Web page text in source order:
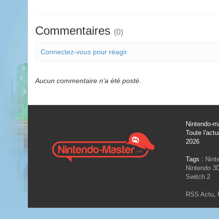
Commentaires (0)
Connectez-vous pour réagir.
Aucun commentaire n'a été posté.
Nintendo-
Toute
2026
Tags :
Nintendo
Switch 2
RSS Actu,